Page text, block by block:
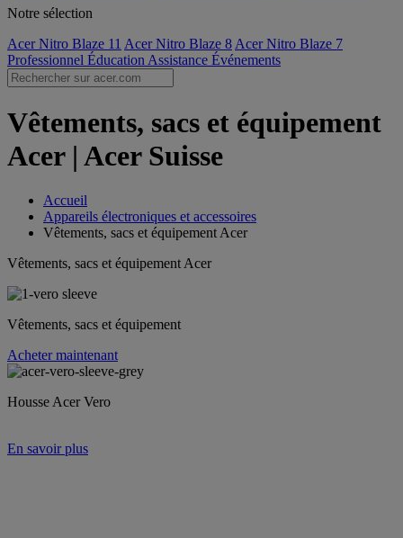
Notre sélection
Acer Nitro Blaze 11 Acer Nitro Blaze 8 Acer Nitro Blaze 7
Professionnel Éducation Assistance Événements
Vêtements, sacs et équipement
Acer | Acer Suisse
Accueil
Appareils électroniques et accessoires
Vêtements, sacs et équipement Acer
Vêtements, sacs et équipement Acer
Vêtements, sacs et équipement
Acheter maintenant
Housse Acer Vero
En savoir plus